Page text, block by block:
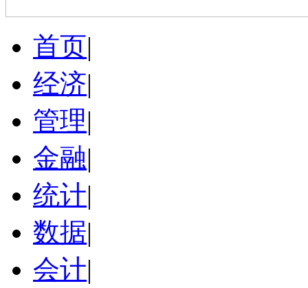
首页|
经济|
管理|
金融|
统计|
数据|
会计|